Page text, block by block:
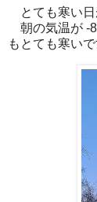
とても寒い
朝の気温が -
もとても寒いで